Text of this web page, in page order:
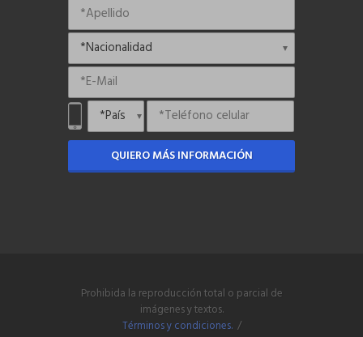
QUIERO MÁS INFORMACIÓN
Prohibida la reproducción total o parcial de
imágenes y textos.
Términos y condiciones. /